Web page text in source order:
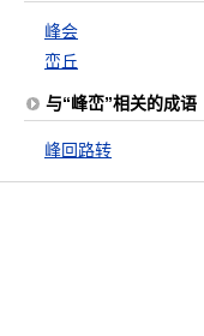
峰会
峦丘
与“峰峦”相关的成语
峰回路转